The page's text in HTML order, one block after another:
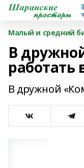
Малый и средний
В
работать
В дружной